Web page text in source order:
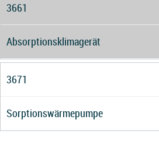
3661
Absorptionsklimagerät
3671
Sorptionswärmepumpe